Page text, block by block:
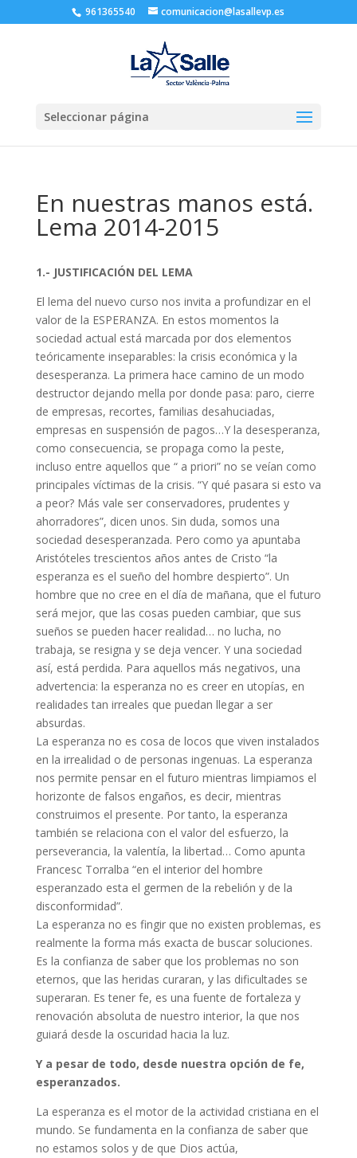
961365540 comunicacion@lasallevp.es
Seleccionar página
En nuestras manos está.
Lema 2014-2015
1.- JUSTIFICACIÓN DEL LEMA
El lema del nuevo curso nos invita a profundizar en el
valor de la ESPERANZA. En estos momentos la
sociedad actual está marcada por dos elementos
teóricamente inseparables: la crisis económica y la
desesperanza. La primera hace camino de un modo
destructor dejando mella por donde pasa: paro, cierre
de empresas, recortes, familias desahuciadas,
empresas en suspensión de pagos…Y la desesperanza,
como consecuencia, se propaga como la peste,
incluso entre aquellos que “ a priori” no se veían como
principales víctimas de la crisis. “Y qué pasara si esto va
a peor? Más vale ser conservadores, prudentes y
ahorradores”, dicen unos. Sin duda, somos una
sociedad desesperanzada. Pero como ya apuntaba
Aristóteles trescientos años antes de Cristo “la
esperanza es el sueño del hombre despierto”. Un
hombre que no cree en el día de mañana, que el futuro
será mejor, que las cosas pueden cambiar, que sus
sueños se pueden hacer realidad… no lucha, no
trabaja, se resigna y se deja vencer. Y una sociedad
así, está perdida. Para aquellos más negativos, una
advertencia: la esperanza no es creer en utopías, en
realidades tan irreales que puedan llegar a ser
absurdas.
La esperanza no es cosa de locos que viven instalados
en la irrealidad o de personas ingenuas. La esperanza
nos permite pensar en el futuro mientras limpiamos el
horizonte de falsos engaños, es decir, mientras
construimos el presente. Por tanto, la esperanza
también se relaciona con el valor del esfuerzo, la
perseverancia, la valentía, la libertad… Como apunta
Francesc Torralba “en el interior del hombre
esperanzado esta el germen de la rebelión y de la
disconformidad”.
La esperanza no es fingir que no existen problemas, es
realmente la forma más exacta de buscar soluciones.
Es la confianza de saber que los problemas no son
eternos, que las heridas curaran, y las dificultades se
superaran. Es tener fe, es una fuente de fortaleza y
renovación absoluta de nuestro interior, la que nos
guiará desde la oscuridad hacia la luz.
Y a pesar de todo, desde nuestra opción de fe,
esperanzados.
La esperanza es el motor de la actividad cristiana en el
mundo. Se fundamenta en la confianza de saber que
no estamos solos y de que Dios actúa,